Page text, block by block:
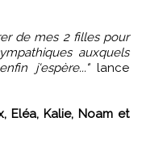
de mes 2 filles pour
auxquels
j'espère..."lance
Eléa, Kalie, Noam et